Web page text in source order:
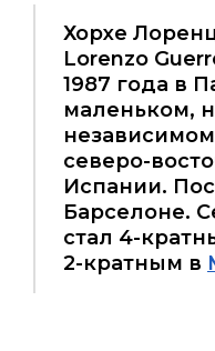
Хорхе
Lorenzo
1987 года в
маленьком,
северо-
Испании.
Барселоне.
стал 4-
2-кратным в